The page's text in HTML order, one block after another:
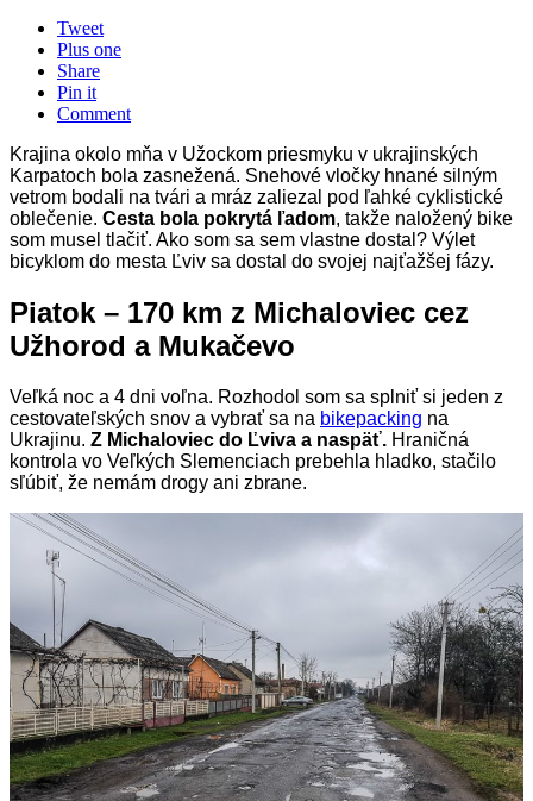
Tweet
Plus one
Share
Pin it
Comment
Krajina okolo mňa v Užockom priesmyku v ukrajinských
Karpatoch bola zasnežená. Snehové vločky hnané silným
vetrom bodali na tvári a mráz zaliezal pod ľahké cyklistické
oblečenie. Cesta bola pokrytá ľadom, takže naložený bike
som musel tlačiť. Ako som sa sem vlastne dostal? Výlet
bicyklom do mesta Ľviv sa dostal do svojej najťažšej fázy.
Piatok – 170 km z Michaloviec cez
Užhorod a Mukačevo
Veľká noc a 4 dni voľna. Rozhodol som sa splniť si jeden z
cestovateľských snov a vybrať sa na bikepacking na
Ukrajinu. Z Michaloviec do Ľviva a naspäť. Hraničná
kontrola vo Veľkých Slemenciach prebehla hladko, stačilo
sľúbiť, že nemám drogy ani zbrane.